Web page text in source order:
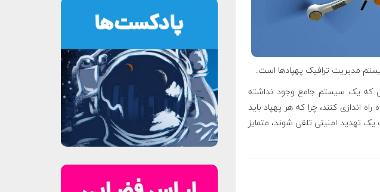
مدیریت ترافیک پهپادها است.
که یک سیستم جامع وجود نداشته
اندازی کنند، چرا که هر پهپاد باید
تهدید امنیتی تلقی شوند، متمایز